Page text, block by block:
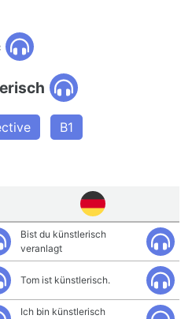
B1
Bist du künstlerisch
veranlagt
Tom ist künstlerisch.
Ich bin künstlerisch